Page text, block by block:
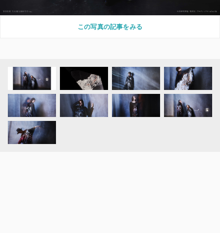
この写真の記事をみる